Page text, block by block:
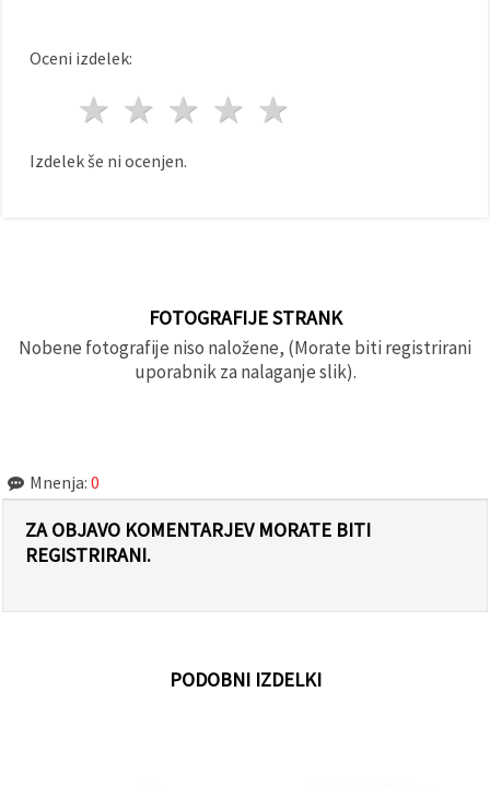
Oceni izdelek:
4 zvezde
3 zvezde
2 zvezde
1 zvezda
Izdelek še ni ocenjen.
FOTOGRAFIJE STRANK
Nobene fotografije niso naložene, (Morate biti registrirani
uporabnik za nalaganje slik).
Mnenja: 0
ZA OBJAVO KOMENTARJEV MORATE BITI
REGISTRIRANI.
PODOBNI IZDELKI